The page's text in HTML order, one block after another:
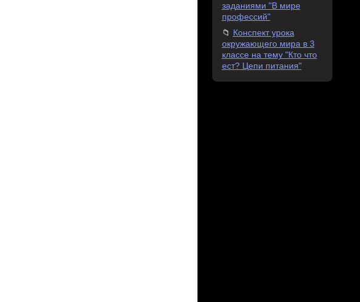
заданиями "В мире
профессий"
Конспект урока
окружающего мира в 3
классе на тему "Кто что
ест? Цепи питания"